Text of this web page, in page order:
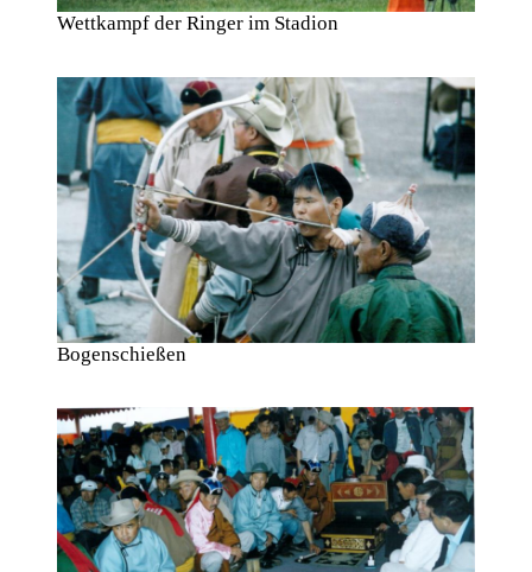
Wettkampf der Ringer im Stadion
Bogenschießen